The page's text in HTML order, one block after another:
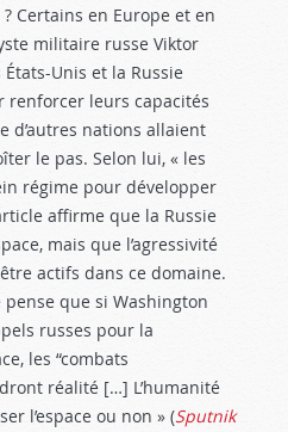
Certains en Europe et en
militaire russe Viktor
Unis et la Russie
leurs capacités
d’autres nations allaient
le pas. Selon lui, « les
régime pour développer
affirme que la Russie
mais que l’agressivité
actifs dans ce domaine.
pense que si Washington
russes pour la
les “combats
réalité […] L’humanité
l’espace ou non » (Sputnik